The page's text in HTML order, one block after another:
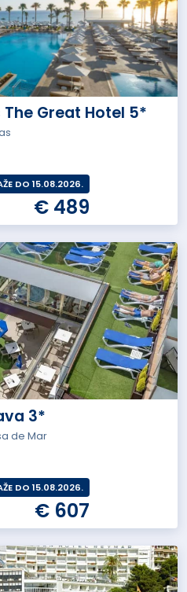
Great Hotel 5*
DO 15.08.2026.
€ 489
3*
de Mar
DO 15.08.2026.
€ 607